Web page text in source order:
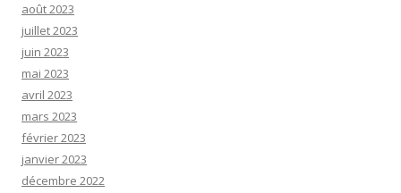
août 2023
juillet 2023
juin 2023
mai 2023
avril 2023
mars 2023
février 2023
janvier 2023
décembre 2022